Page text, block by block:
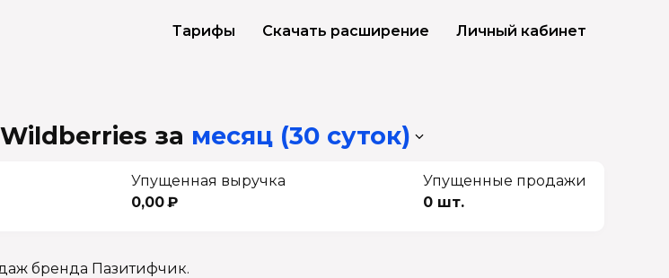
Тарифы Скачать расширение Личный кабинет
за месяц (30 суток)
Упущенная выручка
0,00 ₽
Упущенные продажи
0 шт.
бренда Пазитифчик.